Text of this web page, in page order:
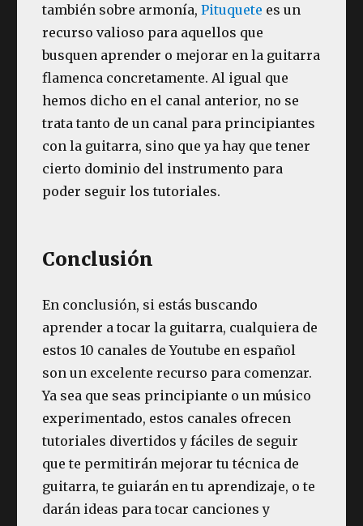
también sobre armonía,Pituquete es un
recurso valioso para aquellos que
busquen aprender o mejorar en la guitarra
flamenca concretamente. Al igual que
hemos dicho en el canal anterior, no se
trata tanto de un canal para principiantes
con la guitarra, sino que ya hay que tener
cierto dominio del instrumento para
poder seguir los tutoriales.
Conclusión
En conclusión, si estás buscando
aprender a tocar la guitarra, cualquiera de
estos 10 canales de Youtube en español
son un excelente recurso para comenzar.
Ya sea que seas principiante o un músico
experimentado, estos canales ofrecen
tutoriales divertidos y fáciles de seguir
que te permitirán mejorar tu técnica de
guitarra, te guiarán en tu aprendizaje, o te
darán ideas para tocar canciones y